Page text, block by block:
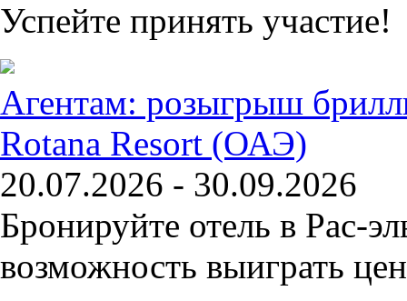
Успейте принять участие!
Агентам: розыгрыш
Rotana Resort (ОАЭ)
20.07.2026 - 30.09.2026
Бронируйте отель в Рас-
возможность выиграть